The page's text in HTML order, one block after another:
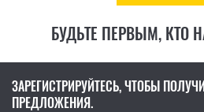
БУДЬТЕ ПЕРВЫМ, КТО
ЗАРЕГИСТРИРУЙТЕСЬ, ЧТОБЫ
ПРЕДЛОЖЕНИЯ.